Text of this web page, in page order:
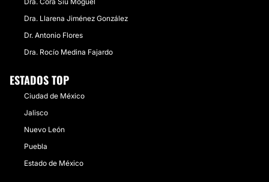
Dra. Llarena Jiménez González
Dr. Antonio Flores
Dra. Rocío Medina Fajardo
ESTADOS TOP
Ciudad de México
Jalisco
Nuevo León
Puebla
Estado de México